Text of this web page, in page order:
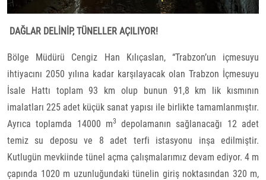
DAĞLAR DELİNİP, TÜNELLER AÇILIYOR!
Bölge Müdürü Cengiz Han Kılıçaslan, “Trabzon’un içmesuyu
ihtiyacını 2050 yılına kadar karşılayacak olan Trabzon İçmesuyu
İsale Hattı toplam 93 km olup bunun 91,8 km lik kısmının
imalatları 225 adet küçük sanat yapısı ile birlikte tamamlanmıştır.
Ayrıca toplamda 14000 m3
depolamanın sağlanacağı 12 adet
temiz su deposu ve 8 adet terfi istasyonu inşa edilmiştir.
Kutlugün mevkiinde tünel açma çalışmalarımız devam ediyor. 4 m
çapında 1020 m uzunluğundaki tünelin giriş noktasından 320 m,